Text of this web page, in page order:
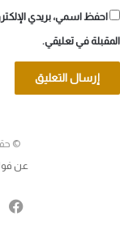
احفظ اسمي، بريدي
المقبلة في تعليقي.
©
عن